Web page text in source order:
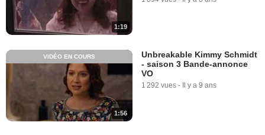
1:19
1:56
VIDÉO EN COURS
Unbreakable Kimmy Schmidt
- saison 3 Bande-annonce
VO
1 292 vues - Il y a 9 ans